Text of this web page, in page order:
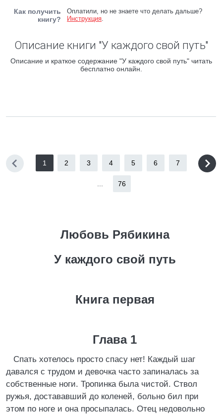
Как получить
книгу?
Оплатили, но не знаете что делать дальше?
Инструкция.
Описание книги "У каждого свой путь"
Описание и краткое содержание "У каждого свой путь" читать
бесплатно онлайн.
1 2 3 4 5 6 7
76
Любовь Рябикина
У каждого свой путь
Книга первая
Глава 1
Спать хотелось просто спасу нет! Каждый шаг
давался с трудом и девочка часто запиналась за
собственные ноги. Тропинка была чистой. Ствол
ружья, достававший до коленей, больно бил при
этом по ноге и она просыпалась. Отец недовольно